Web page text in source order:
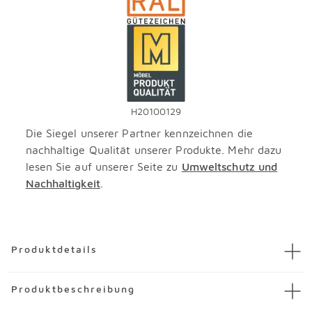
H20100129
Die Siegel unserer Partner kennzeichnen die
nachhaltige Qualität unserer Produkte. Mehr dazu
lesen Sie auf unserer Seite zu Umweltschutz und
Nachhaltigkeit.
Produktdetails
Artikel Waschtischkombination PE 7005
Produktbeschreibung